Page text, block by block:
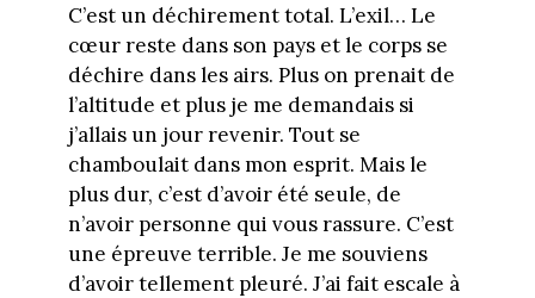
C’est un déchirement total. L’exil… Le
cœur reste dans son pays et le corps se
déchire dans les airs. Plus on prenait de
l’altitude et plus je me demandais si
j’allais un jour revenir. Tout se
chamboulait dans mon esprit. Mais le
plus dur, c’est d’avoir été seule, de
n’avoir personne qui vous rassure. C’est
une épreuve terrible. Je me souviens
d’avoir tellement pleuré. J’ai fait escale à